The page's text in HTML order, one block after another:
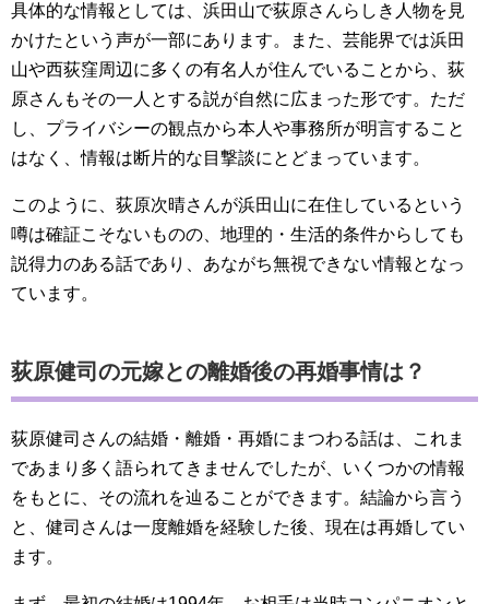
具体的な情報としては、浜田山で荻原さんらしき人物を見
かけたという声が一部にあります。また、芸能界では浜田
山や西荻窪周辺に多くの有名人が住んでいることから、荻
原さんもその一人とする説が自然に広まった形です。ただ
し、プライバシーの観点から本人や事務所が明言すること
はなく、情報は断片的な目撃談にとどまっています。
このように、荻原次晴さんが浜田山に在住しているという
噂は確証こそないものの、地理的・生活的条件からしても
説得力のある話であり、あながち無視できない情報となっ
ています。
荻原健司の元嫁との離婚後の再婚事情は？
荻原健司さんの結婚・離婚・再婚にまつわる話は、これま
であまり多く語られてきませんでしたが、いくつかの情報
をもとに、その流れを辿ることができます。結論から言う
と、健司さんは一度離婚を経験した後、現在は再婚してい
ます。